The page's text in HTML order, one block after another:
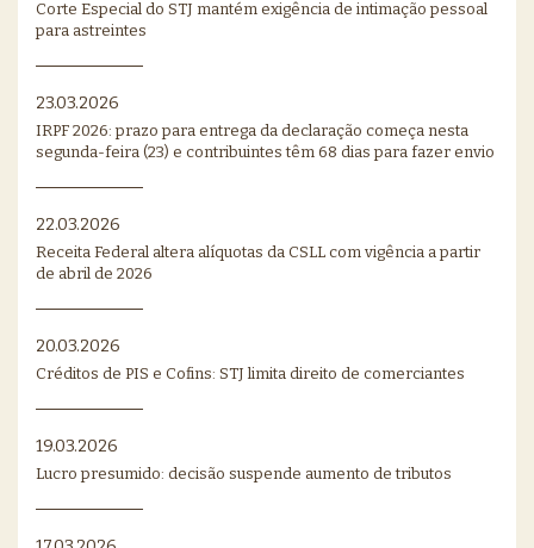
Corte Especial do STJ mantém exigência de intimação pessoal
para astreintes
23.03.2026
IRPF 2026: prazo para entrega da declaração começa nesta
segunda-feira (23) e contribuintes têm 68 dias para fazer envio
22.03.2026
Receita Federal altera alíquotas da CSLL com vigência a partir
de abril de 2026
20.03.2026
Créditos de PIS e Cofins: STJ limita direito de comerciantes
19.03.2026
Lucro presumido: decisão suspende aumento de tributos